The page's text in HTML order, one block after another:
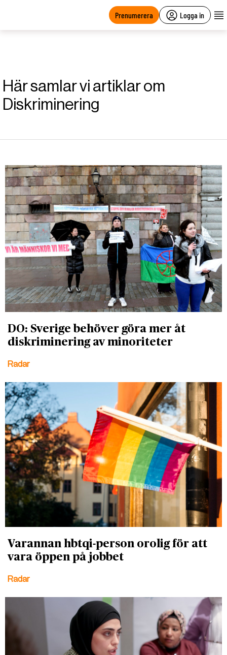
Prenumerera Logga in
Här samlar vi artiklar om
Diskriminering
DO: Sverige behöver göra mer åt
diskriminering av minoriteter
Radar
Varannan hbtqi-person orolig för att
vara öppen på jobbet
Radar